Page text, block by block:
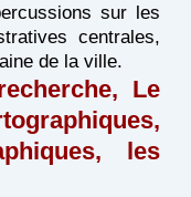
sur les
centrales,
de la ville.
Le
les